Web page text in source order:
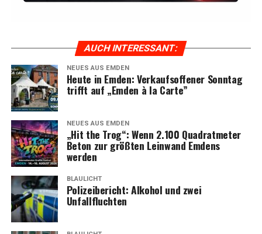
Poli­zei Emden 04921–8910
Auto­bahn­po­li­zei Leer 0491–960740
Poli­zei­sta­ti­on Bor­kum 04922–91860
Poli­zei­sta­ti­on Fils­um 04957–928120
Poli­zei­sta­ti­on Hesel 04950–995570
Poli­zei­sta­ti­on Jem­gum 04958–910420
Poli­zei­sta­ti­on Moorm­er­land 04954–955450
Poli­zei­sta­ti­on Ost­rhau­der­fehn 04952–829680
Poli­zei­sta­ti­on Rhau­der­fehn 04952–9230
Poli­zei­sta­ti­on Uple­n­gen 04956–927450
Poli­zei­sta­ti­on Wee­ner 04951–914820
AUCH INTER­ES­SANT:
NEUES AUS EMDEN
Heu­te in Emden: Ver­kaufs­of­fe­ner Sonn­tag
trifft auf „Emden à la Carte”
NEUES AUS EMDEN
„Hit the Trog“: Wenn 2.100 Qua­drat­me­ter
Beton zur größ­ten Lein­wand Emdens
werden
BLAULICHT
Poli­zei­be­richt: Alko­hol und zwei
Unfallfluchten